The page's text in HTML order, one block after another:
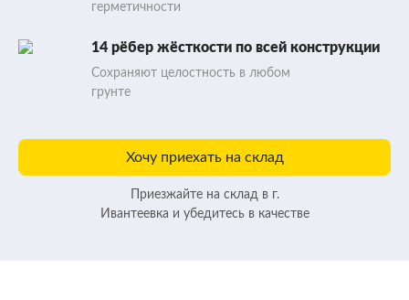
герметичности
14 рёбер жёсткости по всей конструкции
Сохраняют целостность в любом
грунте
Хочу приехать на склад
Приезжайте на склад в г.
Ивантеевка и убедитесь в качестве